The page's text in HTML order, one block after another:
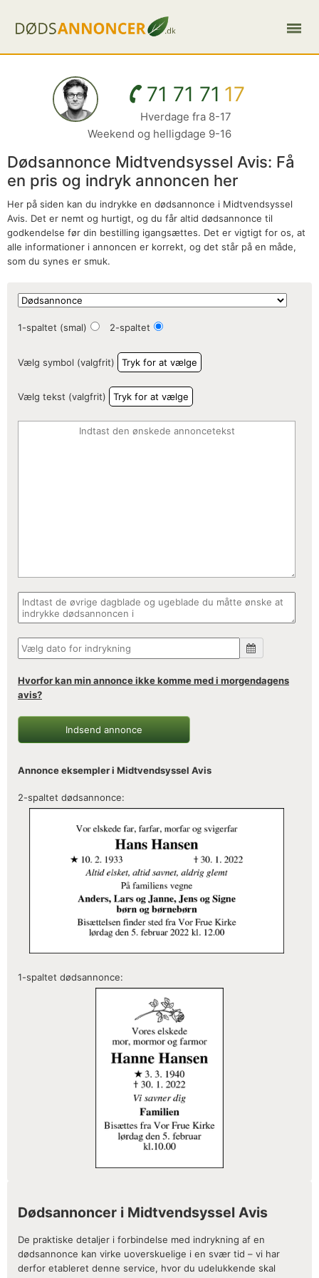
71 71 71 17
Hverdage fra 8-17
Weekend og helligdage 9-16
Dødsannonce Midtvendsyssel Avis: Få
en pris og indryk annoncen her
Her på siden kan du indrykke en dødsannonce i Midtvendsyssel
Avis. Det er nemt og hurtigt, og du får altid dødsannonce til
godkendelse før din bestilling igangsættes. Det er vigtigt for os, at
alle informationer i annoncen er korrekt, og det står på en måde,
som du synes er smuk.
1-spaltet (smal) 2-spaltet
Vælg symbol (valgfrit) Tryk for at vælge
Vælg tekst (valgfrit) Tryk for at vælge
Hvorfor kan min annonce ikke komme med i morgendagens
avis?
Indsend annonce
Annonce eksempler i Midtvendsyssel Avis
2-spaltet dødsannonce:
1-spaltet dødsannonce:
Dødsannoncer i Midtvendsyssel Avis
De praktiske detaljer i forbindelse med indrykning af en
dødsannonce kan virke uoverskuelige i en svær tid – vi har
derfor etableret denne service, hvor du udelukkende skal